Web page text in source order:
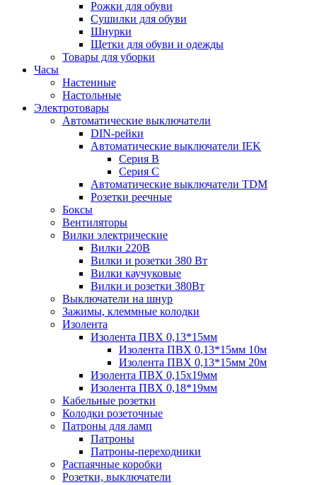
Рожки для обуви
Сушилки для обуви
Шнурки
Щетки для обуви и одежды
Товары для уборки
Часы
Настенные
Настольные
Электротовары
Автоматические выключатели
DIN-рейки
Автоматические выключатели IEK
Серия B
Серия С
Автоматические выключатели TDM
Розетки реечные
Боксы
Вентиляторы
Вилки электрические
Вилки 220В
Вилки и розетки 380 Вт
Вилки каучуковые
Вилки и розетки 380Вт
Выключатели на шнур
Зажимы, клеммные колодки
Изолента
Изолента ПВХ 0,13*15мм
Изолента ПВХ 0,13*15мм 10м
Изолента ПВХ 0,13*15мм 20м
Изолента ПВХ 0,15х19мм
Изолента ПВХ 0,18*19мм
Кабельные розетки
Колодки розеточные
Патроны для ламп
Патроны
Патроны-переходники
Распаячные коробки
Розетки, выключатели